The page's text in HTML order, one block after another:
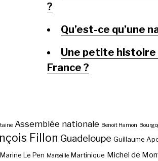
?
Qu’est-ce qu’une
Une petite histoire
France ?
Assemblée nationale Benoît Hamon
Fillon Guadeloupe Guillaume
Marine Le Pen Marseille Martinique Michel de